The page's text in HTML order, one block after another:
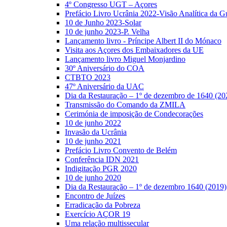
4º Congresso UGT – Açores
Prefácio Livro Ucrânia 2022-Visão Analítica da
10 de Junho 2023-Solar
10 de junho 2023-P. Velha
Lançamento livro - Príncipe Albert II do Mónaco
Visita aos Açores dos Embaixadores da UE
Lançamento livro Miguel Monjardino
30º Aniversário do COA
CTBTO 2023
47º Aniversário da UAC
Dia da Restauração – 1º de dezembro de 1640
Transmissão do Comando da ZMILA
Cerimónia de imposição de Condecorações
10 de junho 2022
Invasão da Ucrânia
10 de junho 2021
Prefácio Livro Convento de Belém
Conferência IDN 2021
Indigitação PGR 2020
10 de junho 2020
Dia da Restauração – 1º de dezembro 1640 (2019)
Encontro de Juízes
Erradicação da Pobreza
Exercício AÇOR 19
Uma relação multissecular